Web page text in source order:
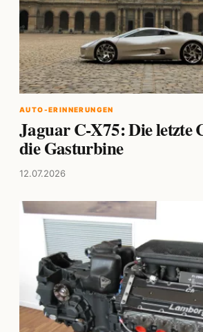
AUTO-ERINNERUNGEN
Jaguar C-X75: Die letzte
die Gasturbine
12.07.2026